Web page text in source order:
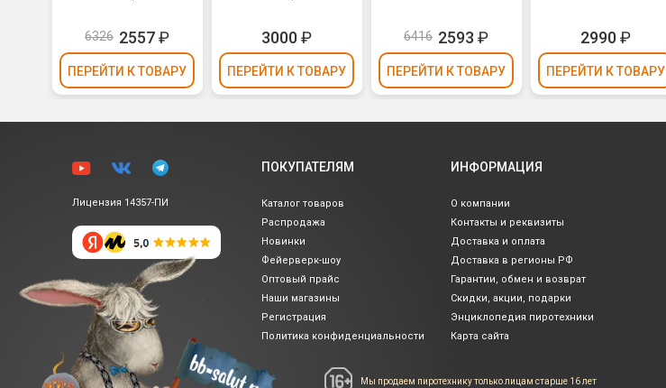
6326 2557₽
ПЕРЕЙТИ К ТОВАРУ
3000₽
ПЕРЕЙТИ К ТОВАРУ
6416 2593 ₽
ПЕРЕЙТИ К ТОВАРУ
2990₽
ПЕРЕЙТИ К ТОВАРУ
Лицензия 14357-ПИ
ПОКУПАТЕЛЯМ
Каталог товаров
Распродажа
Новинки
Фейерверк-шоу
Оптовый прайс
Наши магазины
Регистрация
Политика конфиденциальности
ИНФОРМАЦИЯ
О компании
Контакты и реквизиты
Доставка и оплата
Доставка в регионы РФ
Гарантии, обмен и возврат
Скидки, акции, подарки
Энциклопедия пиротехники
Карта сайта
Мы продаем пиротехнику только лицам старше 16 лет